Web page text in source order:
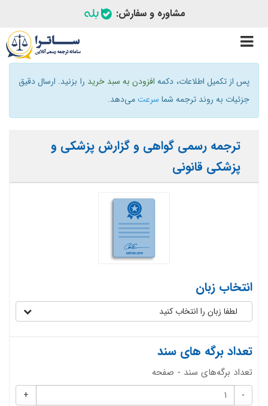
مشاوره و سفارش:
Toggle
navigation
پس از تکمیل اطلاعات، دکمه افزودن به سبد خرید را بزنید. ارسال دقیق
جزئیات به روند ترجمه شما سرعتمی‌دهد.
ترجمه رسمی گواهی و گزارش پزشکی و
پزشکی قانونی
انتخاب زبان
لطفا زبان را انتخاب کنید
تعداد برگه های سند
تعداد برگه‌های سند - صفحه
-
+